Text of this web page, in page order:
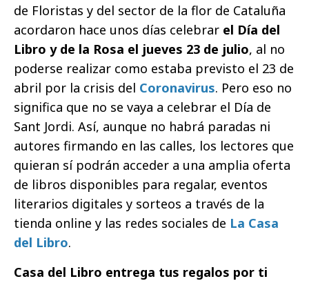
de Floristas y del sector de la flor de Cataluña
acordaron hace unos días celebrar el Día del
Libro y de la Rosa el jueves 23 de julio, al no
poderse realizar como estaba previsto el 23 de
abril por la crisis del Coronavirus. Pero eso no
significa que no se vaya a celebrar el Día de
Sant Jordi. Así, aunque no habrá paradas ni
autores firmando en las calles, los lectores que
quieran sí podrán acceder a una amplia oferta
de libros disponibles para regalar, eventos
literarios digitales y sorteos a través de la
tienda online y las redes sociales de La Casa
del Libro.
Casa del Libro entrega tus regalos por ti